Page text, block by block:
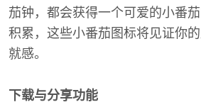
茄钟，都会获得一个可爱的小番
积累，这些小番茄图标将见证你
就感。
下载与分享功能